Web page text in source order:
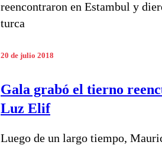
reencontraron en Estambul y
turca
20 de julio 2018
Gala grabó el tierno
Luz Elif
Luego de un largo tiempo,